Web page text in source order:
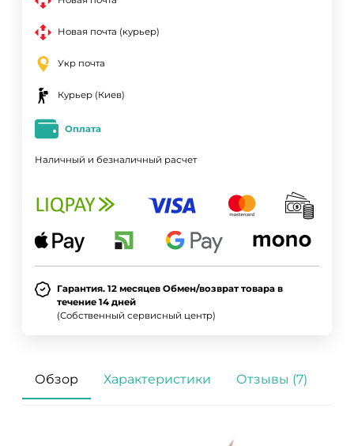
Новая почта (курьер)
Укр почта
Курьер (Киев)
Оплата
Наличный и безналичный расчет
Гарантия. 12 месяцев Обмен/возврат товара в
течение 14 дней
(Собственный сервисный центр)
Обзор Характеристики Отзывы (7)